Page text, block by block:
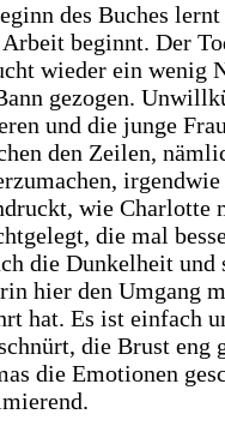
des Buches
Arbeit beginnt. Der
wieder ein wenig
gezogen.
und die junge
den Zeilen,
wie Charlotte
die mal
die Dunkelheit und
hier den Umgang
hat. Es ist einfach
die Brust eng
die Emotionen